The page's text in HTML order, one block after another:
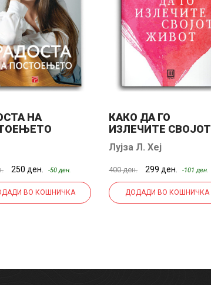
НА
250 ден. -50 ден.
ВО КОШНИЧКА
КАКО ДА ГО
ИЗЛЕЧИТЕ СВОЈОТ
ЖИВОТ
Лујза Л. Хеј
400 ден. 299 ден. -101 ден.
ДОДАДИ ВО КОШНИЧКА